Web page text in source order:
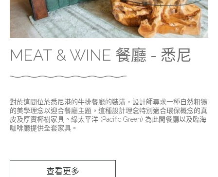
MEAT & WINE 餐廳 - 悉尼
對於這間位於悉尼港的牛排餐廳的裝潢，設計師尋求一種自然粗獷
的美學理念以迎合餐廳主題。這種設計理念特別適合環保概念的真
皮及厚實椰樹家具。綠太平洋 (Pacific Green) 為此間餐廳以及臨海
咖啡廳提供全套家具。
查看更多